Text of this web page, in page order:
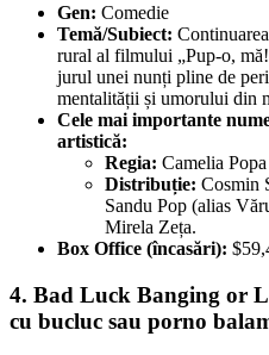
Gen: Comedie
Temă/Subiect:
rural al filmului „Pup-o,
jurul unei nunți pline de
mentalității și umorului din
Cele mai importante
artistică:
Regia: Camelia Popa
Distribuție: Cosmin
Sandu Pop (alias
Mirela Zeța.
Box Office (încasări):
4. Bad Luck Banging or
cu bucluc sau porno